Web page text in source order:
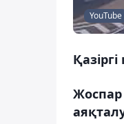
YouTube